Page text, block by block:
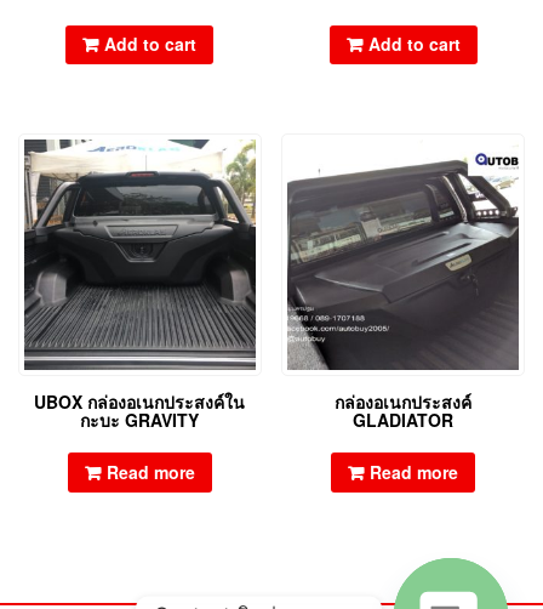
Add to cart Add to cart
UBOX กล่องอเนกประสงค์ใน
กะบะ GRAVITY
Read more
กล่องอเนกประสงค์
GLADIATOR
Read more